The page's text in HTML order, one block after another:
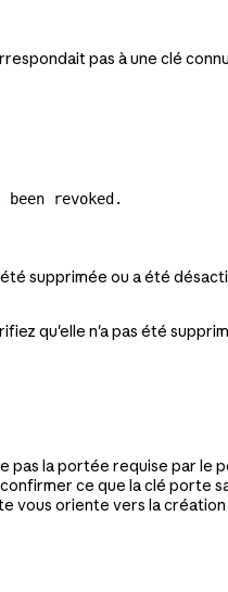
pas à une clé
revoked.
été supprimée ou a été
qu'elle n'a pas été
pas la portée requise par le
ce que la clé porte
vous oriente vers la